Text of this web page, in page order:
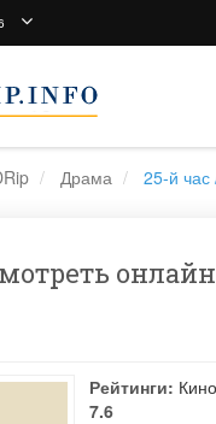
Драма 25-й
онлайн
Рейтинги:
7.6